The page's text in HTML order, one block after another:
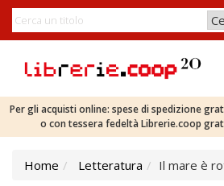
Per gli acquisti online: spese di spedizione
o con tessera fedeltà Librerie.coop
Home Letteratura Il mare è